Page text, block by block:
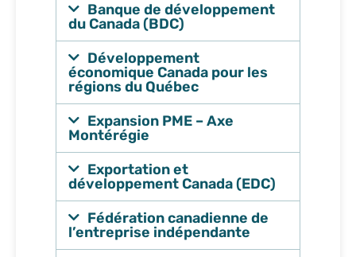
Banque de développement
du Canada (BDC)
Développement
économique Canada pour les
régions du Québec
Expansion PME – Axe
Montérégie
Exportation et
développement Canada (EDC)
Fédération canadienne de
l’entreprise indépendante